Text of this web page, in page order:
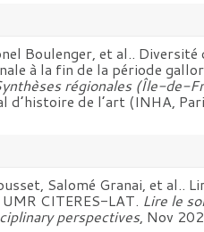
Boulenger, et al..
à la fin de la période
régionales (Île-de-
de l’art (INHA,
Salomé Granai, et al..
CITERES-LAT. Lire le
perspectives, Nov